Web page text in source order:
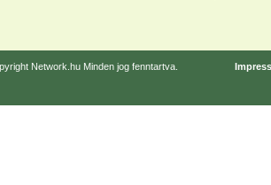
Network.hu Minden jog fenntartva.